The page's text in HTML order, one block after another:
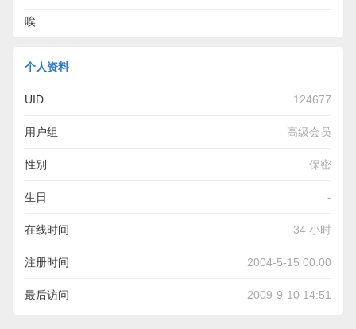
唉
个人资料
UID 124677
用户组 高级会员
性别 保密
生日 -
在线时间 34 小时
注册时间 2004-5-15 00:00
最后访问 2009-9-10 14:51